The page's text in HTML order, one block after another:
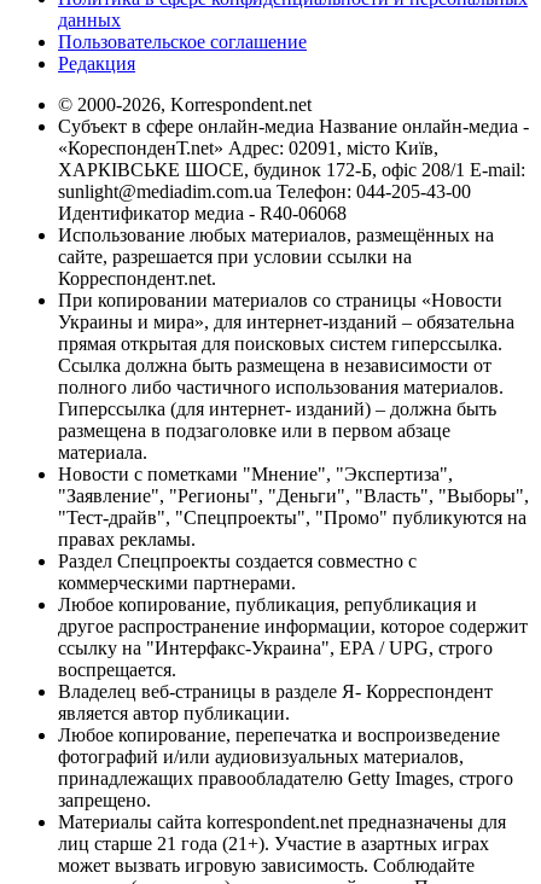
данных
Пользовательское соглашение
Редакция
© 2000-2026, Korrespondent.net
Субъект в сфере онлайн-медиа Название онлайн-медиа -
«КореспонденТ.net» Адрес: 02091, місто Київ,
ХАРКІВСЬКЕ ШОСЕ, будинок 172-Б, офіс 208/1 E-mail:
sunlight@mediadim.com.ua Телефон: 044-205-43-00
Идентификатор медиа - R40-06068
Использование любых материалов, размещённых на
сайте, разрешается при условии ссылки на
Корреспондент.net.
При копировании материалов со страницы «Новости
Украины и мира», для интернет-изданий – обязательна
прямая открытая для поисковых систем гиперссылка.
Ссылка должна быть размещена в независимости от
полного либо частичного использования материалов.
Гиперссылка (для интернет- изданий) – должна быть
размещена в подзаголовке или в первом абзаце
материала.
Новости с пометками "Мнение", "Экспертиза",
"Заявление", "Регионы", "Деньги", "Власть", "Выборы",
"Тест-драйв", "Спецпроекты", "Промо" публикуются на
правах рекламы.
Раздел Спецпроекты создается совместно с
коммерческими партнерами.
Любое копирование, публикация, републикация и
другое распространение информации, которое содержит
ссылку на "Интерфакс-Украина", EPA / UPG, строго
воспрещается.
Владелец веб-страницы в разделе Я- Корреспондент
является автор публикации.
Любое копирование, перепечатка и воспроизведение
фотографий и/или аудиовизуальных материалов,
принадлежащих правообладателю Getty Images, строго
запрещено.
Материалы сайта korrespondent.net предназначены для
лиц старше 21 года (21+). Участие в азартных играх
может вызвать игровую зависимость. Соблюдайте